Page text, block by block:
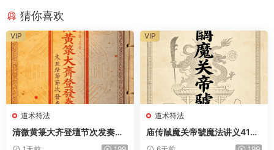
猜你喜欢
道术符法
清微黄箓大齐登壇节次发奏科
仪259页电子版
VIP
道术符法
庙传馘魔关帝虢魔法讲义41页
电子版
VIP